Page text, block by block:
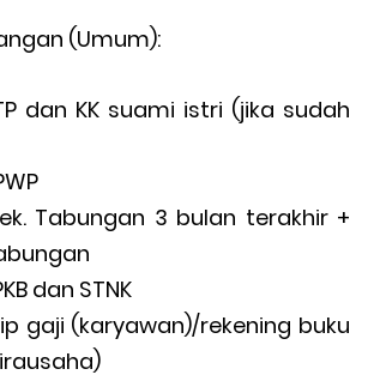
(Umum):
dan KK suami istri (jika sudah
Tabungan 3 bulan terakhir +
dan STNK
gaji (karyawan)/rekening buku